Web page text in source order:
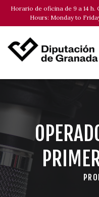
Horario de oficina de 9 a 14
Hours: Monday to